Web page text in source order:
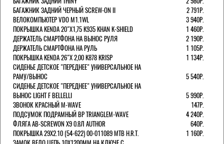
БАГАЖНИК ЗАДНИЙ ЧЕРНЫЙ SCREW-ON II
2 791Р.
ВЕЛОКОМПЬЮТЕР VDO M1.1WL
3 940Р.
ПОКРЫШКА KENDA 20"Х1,75 K935 KHAN K-SHIELD
1 460Р.
ДЕРЖАТЕЛЬ СМАРТФОНА НА ВЫНОС РУЛЯ
2 190Р.
ДЕРЖАТЕЛЬ СМАРТФОНА НА РУЛЬ
1 105Р.
ПОКРЫШКА KENDA 26"Х 2,00 K878 KRISP
1 134Р.
СИДЕНЬЕ ДЕТСКОЕ "ПЕРЕДНЕЕ" УНИВЕРСАЛЬНОЕ НА
РАМУ/ВЫНОС
5 540Р.
СИДЕНЬЕ ДЕТСКОЕ "ПЕРЕДНЕЕ" УНИВЕРСАЛЬНОЕ НА
ВЫНОС LIGHT F BELLELLI
5 990Р.
ЗВОНОК КРАСНЫЙ M-WAVE
147Р.
ПОДСУМОК ПОДРАМНЫЙ BP TRIANGLEM-WAVE
4 240Р.
ФЛЯГА AB-SCREWON X9 0.8Л AUTHOR
640Р.
ПОКРЫШКА 29X2.10 (54-622) 00-011089 MTB H.R.T.
1 160Р.